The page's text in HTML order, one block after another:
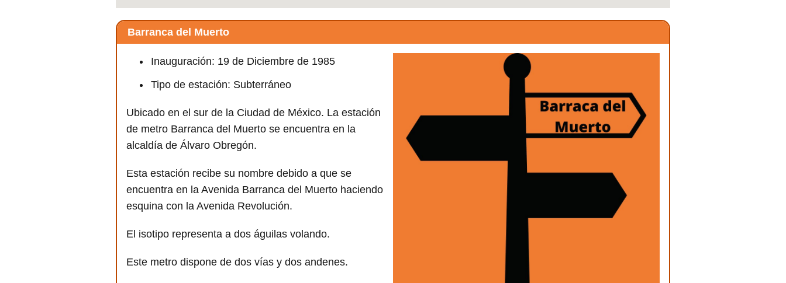
Barranca del Muerto
Inauguración: 19 de Diciembre de 1985
Tipo de estación: Subterráneo
Ubicado en el sur de la Ciudad de México. La estación
de metro Barranca del Muerto se encuentra en la
alcaldía de Álvaro Obregón.
Esta estación recibe su nombre debido a que se
encuentra en la Avenida Barranca del Muerto haciendo
esquina con la Avenida Revolución.
El isotipo representa a dos águilas volando.
Este metro dispone de dos vías y dos andenes.